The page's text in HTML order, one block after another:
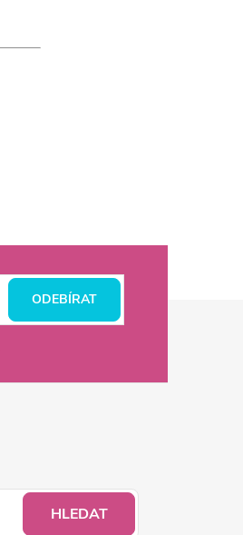
ODEBÍRAT
HLEDAT